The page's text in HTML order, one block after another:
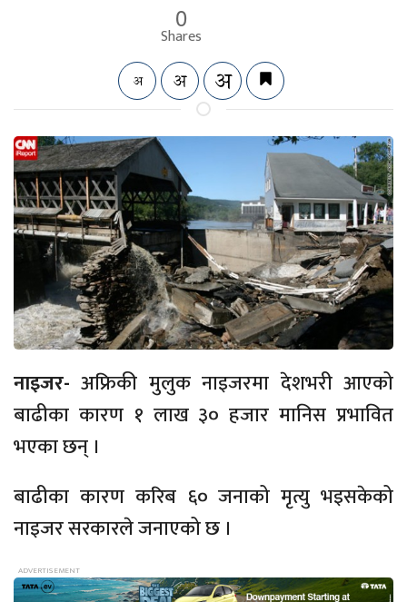
0
Shares
नाइजर- अफ्रिकी मुलुक नाइजरमा देशभरी आएको
बाढीका कारण १ लाख ३० हजार मानिस प्रभावित
भएका छन् ।
बाढीका कारण करिब ६० जनाको मृत्यु भइसकेको
नाइजर सरकारले जनाएको छ ।